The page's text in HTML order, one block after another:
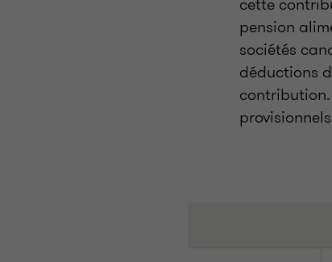
pension
sociétés
déductions